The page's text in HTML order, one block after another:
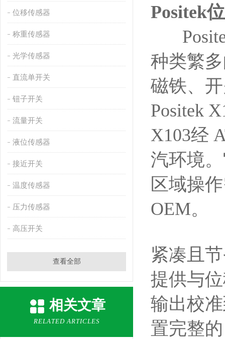
位移传感器
称重传感器
光学传感器
直流单开关
钮子开关
流量开关
液位传感器
接近开关
温度传感器
压力传感器
高压开关
查看全部
相关文章
RELATED ARTICLES
Positek
种类繁
磁铁、
Positek
X103经
汽环境
区域操
OEM。
紧凑且
提供与
输出校
置完整